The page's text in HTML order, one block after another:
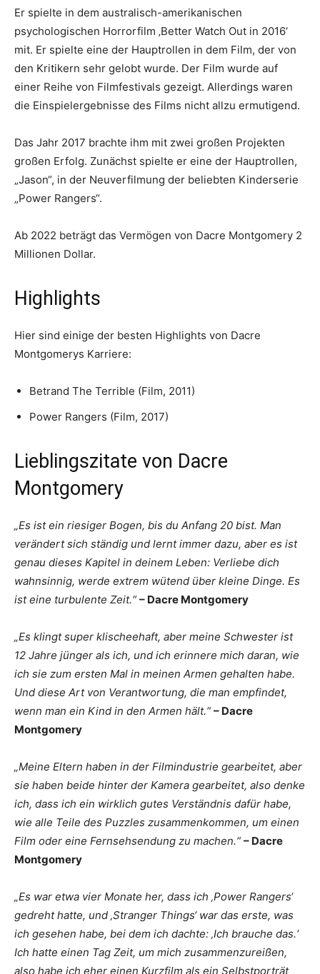
Er spielte in dem australisch-amerikanischen
psychologischen Horrorfilm ‚Better Watch Out in 2016‘
mit. Er spielte eine der Hauptrollen in dem Film, der von
den Kritikern sehr gelobt wurde. Der Film wurde auf
einer Reihe von Filmfestivals gezeigt. Allerdings waren
die Einspielergebnisse des Films nicht allzu ermutigend.
Das Jahr 2017 brachte ihm mit zwei großen Projekten
großen Erfolg. Zunächst spielte er eine der Hauptrollen,
„Jason“, in der Neuverfilmung der beliebten Kinderserie
„Power Rangers“.
Ab 2022 beträgt das Vermögen von Dacre Montgomery 2
Millionen Dollar.
Highlights
Hier sind einige der besten Highlights von Dacre
Montgomerys Karriere:
Betrand The Terrible (Film, 2011)
Power Rangers (Film, 2017)
Lieblingszitate von Dacre
Montgomery
„Es ist ein riesiger Bogen, bis du Anfang 20 bist. Man
verändert sich ständig und lernt immer dazu, aber es ist
genau dieses Kapitel in deinem Leben: Verliebe dich
wahnsinnig, werde extrem wütend über kleine Dinge. Es
ist eine turbulente Zeit.“ – Dacre Montgomery
„Es klingt super klischeehaft, aber meine Schwester ist
12 Jahre jünger als ich, und ich erinnere mich daran, wie
ich sie zum ersten Mal in meinen Armen gehalten habe.
Und diese Art von Verantwortung, die man empfindet,
wenn man ein Kind in den Armen hält.“ – Dacre
Montgomery
„Meine Eltern haben in der Filmindustrie gearbeitet, aber
sie haben beide hinter der Kamera gearbeitet, also denke
ich, dass ich ein wirklich gutes Verständnis dafür habe,
wie alle Teile des Puzzles zusammenkommen, um einen
Film oder eine Fernsehsendung zu machen.“ – Dacre
Montgomery
„Es war etwa vier Monate her, dass ich ‚Power Rangers‘
gedreht hatte, und ‚Stranger Things‘ war das erste, was
ich gesehen habe, bei dem ich dachte: ‚Ich brauche das.‘
Ich hatte einen Tag Zeit, um mich zusammenzureißen,
also habe ich eher einen Kurzfilm als ein Selbstporträt